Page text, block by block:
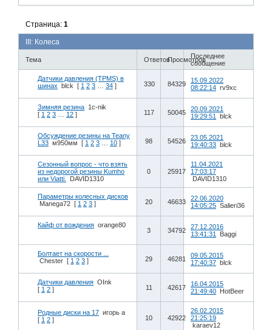
III: Колеса
Страница:1
Тема ОтветовПросмотровПоследнее
сообщение
Датчики давления (TPMS) в
шинах blck [ 1 2 3 34 ] 330 84329
15.09.2022
08:22:14 rv9xc
Зимняя резина 1c-nik
[ 1 2 3 12 ] 117 50045
20.09.2021
19:29:51
blck
Обсуждение резины на Teany
L33 м950мм [ 1 2 3 10 ] 98 54526
23.05.2021
19:40:33 blck
Сезонный вопрос - что взять
из недорогой резины Kumho
или Viatti.
DAVID1310
0 25917
11.04.2021
17:03:17
DAVID1310
Параметры колесных дисков
Manega72 [ 1 2 3 ] 20 46633
22.06.2020
14:05:25 Salieri36
Кайф от вождения orange80
3 34792
27.12.2016
13:41:31
Baggi
Болтает на скорости ...
Chester [ 1 2 3 ] 29 46281
09.05.2015
17:40:37 blck
Датчики давления OInk
[ 1 2 ] 11 42617
16.04.2015
21:49:40 HotBeer
Родные диски на 17 игорь а
[ 1 2 ] 10 42922
26.02.2015
21:25:19
karaev12